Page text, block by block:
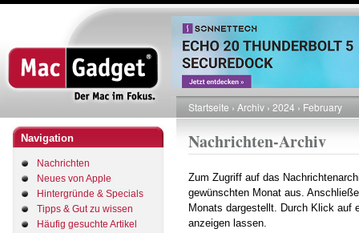
Direkt
zum
Inhalt
Navigation
Nachrichten
Neues von Apple
Hintergründe & Specials
Tipps & Gut zu wissen
Häufig gesuchte Artikel
Pfadnavigation
Startseite Archiv 2024 February
Nachrichten-Archiv
Zum Zugriff auf das
gewünschten Monat aus.
Monats dargestellt. Durch Klick auf
anzeigen lassen.